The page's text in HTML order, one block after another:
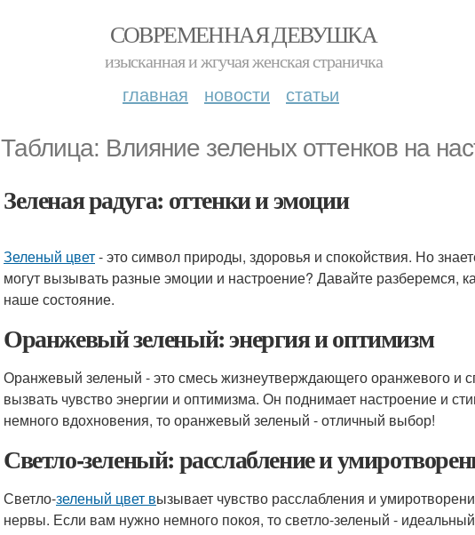
СОВРЕМЕННАЯ ДЕВУШКА
изысканная и жгучая женская страничка
главная новости статьи
Таблица: Влияние зеленых оттенков на
Зеленая радуга: оттенки и эмоции
Зеленый цвет- это символ природы, здоровья и спокойствия. Но
могут вызывать разные эмоции и настроение? Давайте разберемся,
наше состояние.
Оранжевый зеленый: энергия и оптимизм
Оранжевый зеленый - это смесь жизнеутверждающего оранжевого и
вызвать чувство энергии и оптимизма. Он поднимает настроение и
немного вдохновения, то оранжевый зеленый - отличный выбор!
Светло-зеленый: расслабление и
Светло-зеленый цвет вызывает чувство расслабления и
нервы. Если вам нужно немного покоя, то светло-зеленый -